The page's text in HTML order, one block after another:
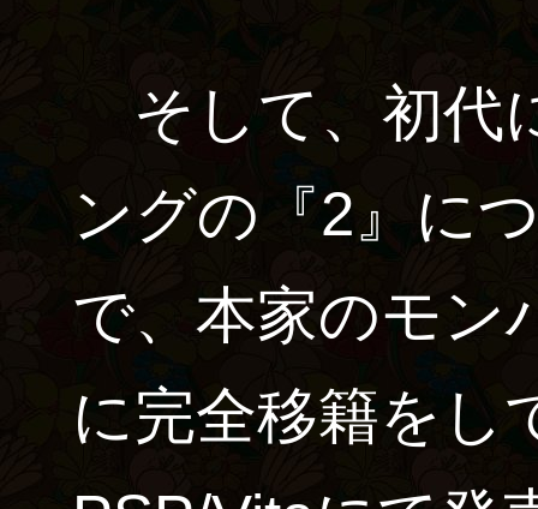
そして、初代
ングの『2』に
で、本家のモン
に完全移籍をし